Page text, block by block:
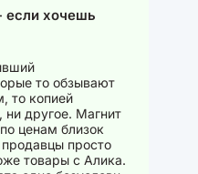
если хочешь
то обзывают
то копией
ни другое. Магнит
ценам близок
просто
товары с Алика.